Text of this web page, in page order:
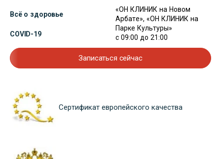
Всё о здоровье
COVID-19
«ОН КЛИНИК на Новом
Арбате», «ОН КЛИНИК на
Парке Культуры»
с 09:00 до 21:00
Записаться сейчас
Сертификат европейского качества